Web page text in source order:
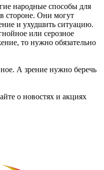
народные способы для
стороне. Они могут
и ухудшить ситуацию.
или серозное
то нужно обязательно
А зрение нужно беречь
о новостях и акциях